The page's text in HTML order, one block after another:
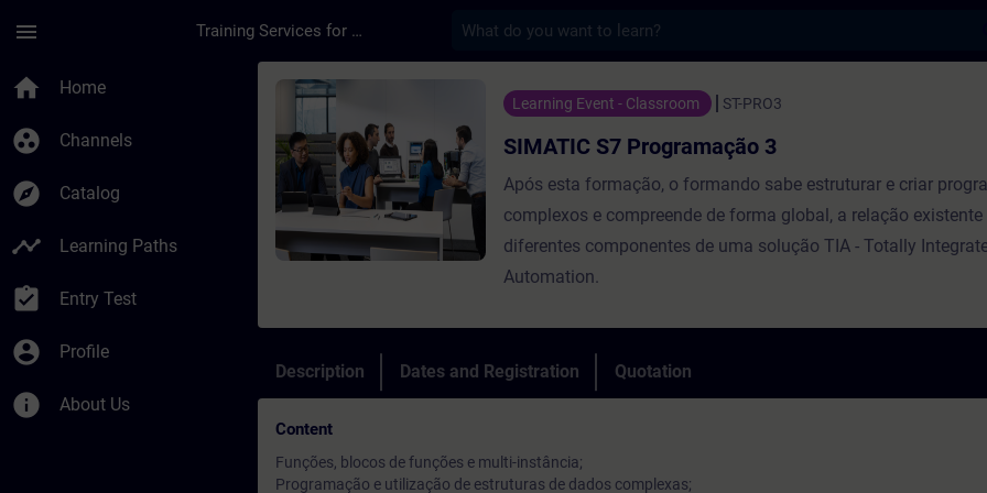
menu Training Services for Digital Industries
home Home
group_work Channels
explore Catalog
timeline Learning Paths
assignment_turned_in Entry Test
account_circle Profile
info About Us
Course - SIMATIC S7 Programação 3 - Training - Training -
Learning Event - Classroom ST-PRO3
SIMATIC S7 Programação 3
Após esta formação, o formando sabe estruturar e criar
complexos e compreende de forma global, a relação existente
diferentes componentes de uma solução TIA - Totally
Automation.
Description Dates and Registration Quotation
Content
Funções, blocos de funções e multi-instância;
Programação e utilização de estruturas de dados complexas;